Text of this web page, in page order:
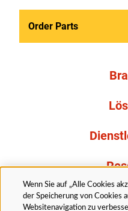
Order Parts
Wenn Sie auf „Alle Cookies
der Speicherung von Cookies
Websitenavigation zu